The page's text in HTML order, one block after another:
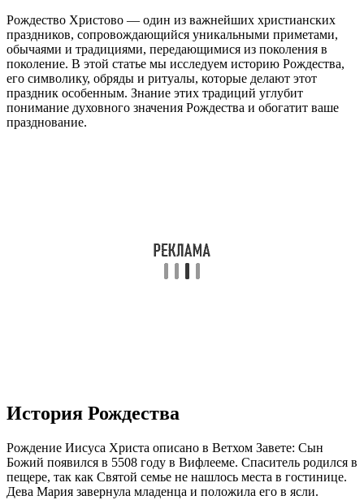
Рождество Христово — один из важнейших христианских
праздников, сопровождающийся уникальными приметами,
обычаями и традициями, передающимися из поколения в
поколение. В этой статье мы исследуем историю Рождества,
его символику, обряды и ритуалы, которые делают этот
праздник особенным. Знание этих традиций углубит
понимание духовного значения Рождества и обогатит ваше
празднование.
История Рождества
Рождение Иисуса Христа описано в Ветхом Завете: Сын
Божий появился в 5508 году в Вифлееме. Спаситель родился в
пещере, так как Святой семье не нашлось места в гостинице.
Дева Мария завернула младенца и положила его в ясли.